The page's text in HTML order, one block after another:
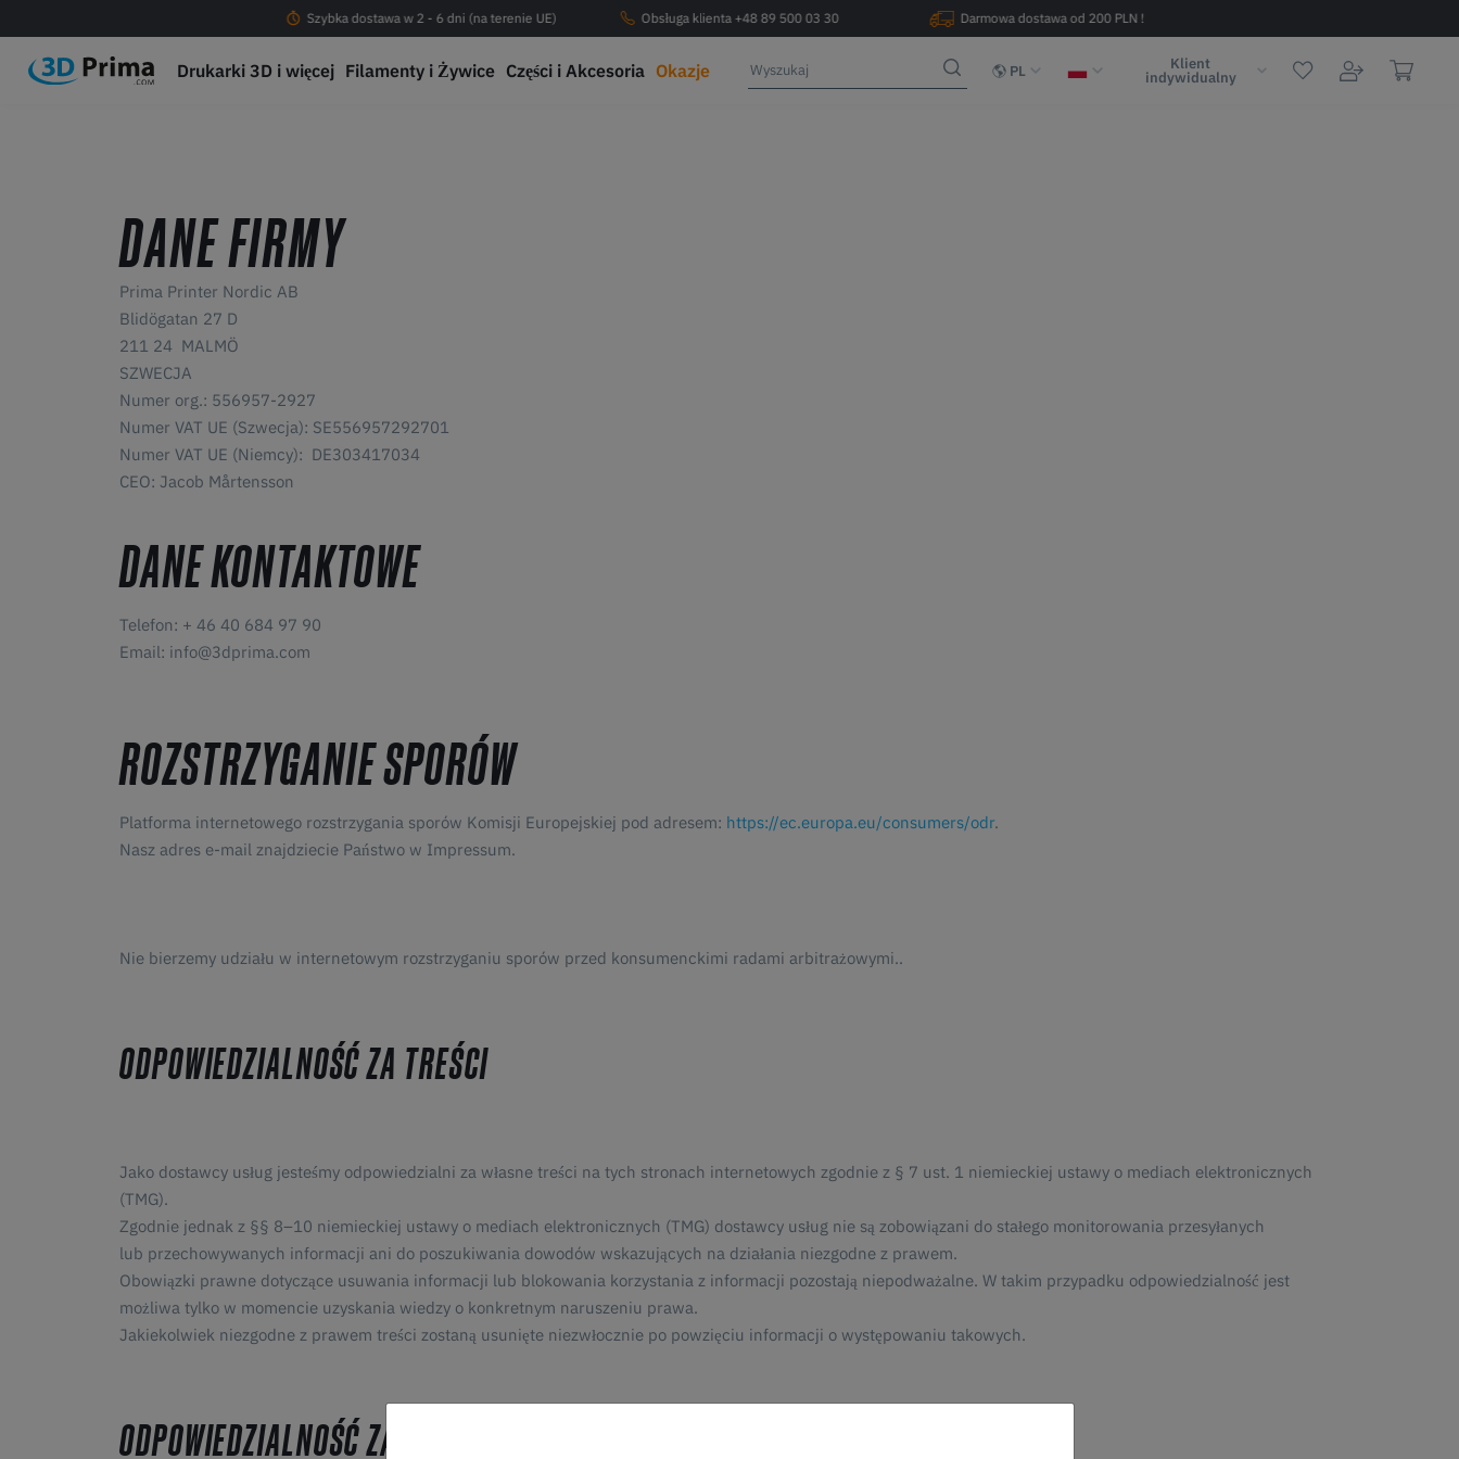
Szybka dostawa w 2 - 6 dni (na terenie UE) Obsługa klienta +48 89 500 03 30 Darmowa dostawa od 200 PLN !
Drukarki 3D i więcej Filamenty i Żywice Części i Akcesoria Okazje PL Klient
indywidualny
DANE FIRMY
Prima Printer Nordic AB
Blidögatan 27 D
211 24 MALMÖ
SZWECJA
Numer org.: 556957-2927
Numer VAT UE (Szwecja): SE556957292701
Numer VAT UE (Niemcy): DE303417034
CEO: Jacob Mårtensson
DANE KONTAKTOWE
Telefon: + 46 40 684 97 90
Email: info@3dprima.com
ROZSTRZYGANIE SPORÓW
Platforma internetowego rozstrzygania sporów Komisji Europejskiej pod adresem: https://ec.europa.eu/consumers/odr.
Nasz adres e-mail znajdziecie Państwo w Impressum.
Nie bierzemy udziału w internetowym rozstrzyganiu sporów przed konsumenckimi radami arbitrażowymi..
ODPOWIEDZIALNOŚĆ ZA TREŚCI
Jako dostawcy usług jesteśmy odpowiedzialni za własne treści na tych stronach internetowych zgodnie z § 7 ust. 1 niemieckiej ustawy o mediach elektronicznych
(TMG).
Zgodnie jednak z §§ 8–10 niemieckiej ustawy o mediach elektronicznych (TMG) dostawcy usług nie są zobowiązani do stałego monitorowania przesyłanych
lub przechowywanych informacji ani do poszukiwania dowodów wskazujących na działania niezgodne z prawem.
Obowiązki prawne dotyczące usuwania informacji lub blokowania korzystania z informacji pozostają niepodważalne. W takim przypadku odpowiedzialność jest
możliwa tylko w momencie uzyskania wiedzy o konkretnym naruszeniu prawa.
Jakiekolwiek niezgodne z prawem treści zostaną usunięte niezwłocznie po powzięciu informacji o występowaniu takowych.
ODPOWIEDZIALNOŚĆ ZA LINKI